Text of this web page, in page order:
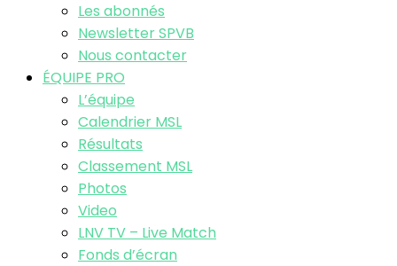
Les abonnés
Newsletter SPVB
Nous contacter
ÉQUIPE PRO
L’équipe
Calendrier MSL
Résultats
Classement MSL
Photos
Video
LNV TV – Live Match
Fonds d’écran